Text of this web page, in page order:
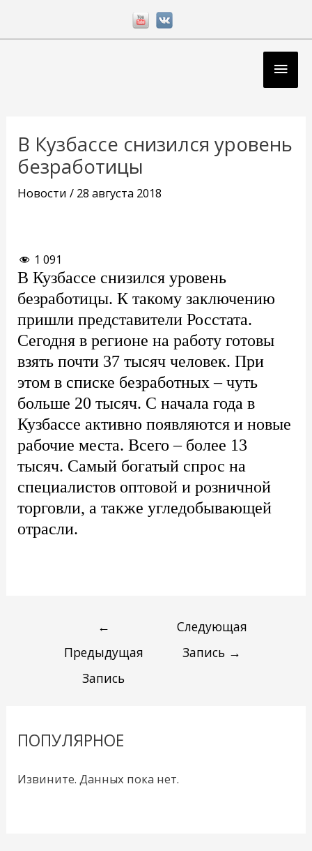
В Кузбассе снизился уровень
безработицы
Новости / 28 августа 2018
1 091
В Кузбассе снизился уровень
безработицы. К такому заключению
пришли представители Росстата.
Сегодня в регионе на работу готовы
взять почти 37 тысяч человек. При
этом в списке безработных – чуть
больше 20 тысяч. С начала года в
Кузбассе активно появляются и новые
рабочие места. Всего – более 13
тысяч. Самый богатый спрос на
специалистов оптовой и розничной
торговли, а также угледобывающей
отрасли.
записям
←
Предыдущая
Запись
Следующая
Запись →
ПОПУЛЯРНОЕ
Извините. Данных пока нет.